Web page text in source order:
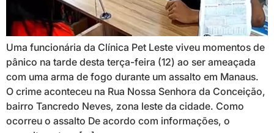
Uma funcionária da Clínica Pet Leste viveu momentos de
pânico na tarde desta terça-feira (12) ao ser ameaçada
com uma arma de fogo durante um assalto em Manaus.
O crime aconteceu na Rua Nossa Senhora da Conceição,
bairro Tancredo Neves, zona leste da cidade. Como
ocorreu o assalto De acordo com informações, o